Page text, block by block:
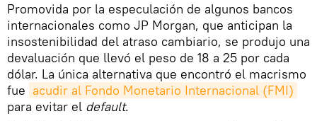
Promovida por la especulación de algunos bancos
internacionales como JP Morgan, que anticipan la
insostenibilidad del atraso cambiario, se produjo una
devaluación que llevó el peso de 18 a 25 por cada
dólar. La única alternativa que encontró el macrismo
fue acudir al Fondo Monetario Internacional (FMI)
para evitar el default.